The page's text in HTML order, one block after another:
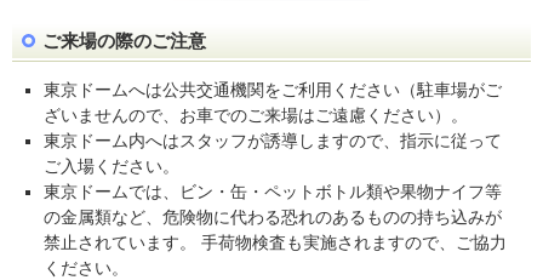
ご来場の際のご注意
東京ドームへは公共交通機関をご利用ください（駐車場がご
ざいませんので、お車でのご来場はご遠慮ください）。
東京ドーム内へはスタッフが誘導しますので、指示に従って
ご入場ください。
東京ドームでは、ビン・缶・ペットボトル類や果物ナイフ等
の金属類など、危険物に代わる恐れのあるものの持ち込みが
禁止されています。 手荷物検査も実施されますので、ご協力
ください。